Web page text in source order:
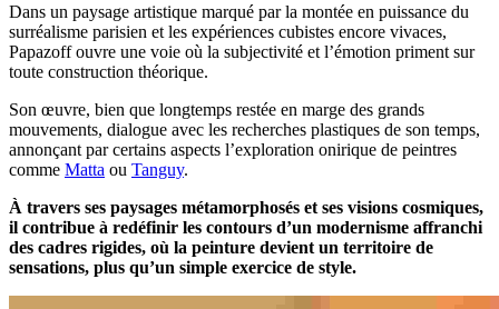
Dans un paysage artistique marqué par la montée en puissance du
surréalisme parisien et les expériences cubistes encore vivaces,
Papazoff ouvre une voie où la subjectivité et l’émotion priment sur
toute construction théorique.
Son œuvre, bien que longtemps restée en marge des grands
mouvements, dialogue avec les recherches plastiques de son temps,
annonçant par certains aspects l’exploration onirique de peintres
comme Matta ou Tanguy.
À travers ses paysages métamorphosés et ses visions cosmiques,
il contribue à redéfinir les contours d’un modernisme affranchi
des cadres rigides, où la peinture devient un territoire de
sensations, plus qu’un simple exercice de style.